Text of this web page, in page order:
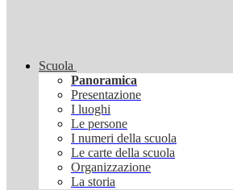
Scuola
Panoramica
Presentazione
I luoghi
Le persone
I numeri della scuola
Le carte della scuola
Organizzazione
La storia